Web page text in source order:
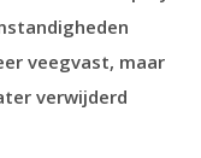
veegvast, maar
verwijderd